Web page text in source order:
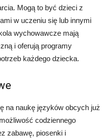
Mogą to być dzieci z
w uczeniu się lub innymi
wychowawcze mają
i oferują programy
każdego dziecka.
na naukę języków obcych już
codziennego
zabawę, piosenki i